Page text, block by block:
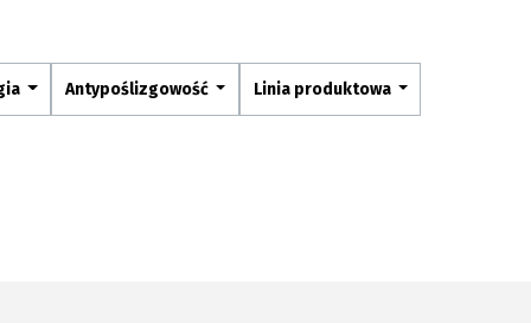
Antypoślizgowość Linia produktowa
Pliki do pobrania
Strefa architekta